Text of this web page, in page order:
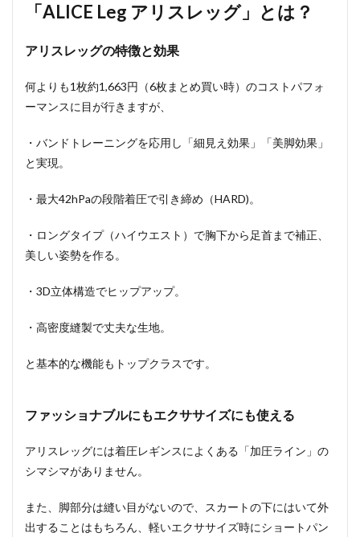
「ALICE Leg アリスレッグ」とは？
アリスレッグの特徴と効果
何よりも1枚約1,663円（6枚まとめ買い時）のコストパフォ
ーマンスに目が行きますが、
・バンドトレーニングを応用し「細見え効果」「美脚効果」
と実現。
・最大42hPaの段階着圧で引き締め（HARD)。
・ロングタイプ（ハイウエスト）で胸下から足首まで補正、
美しい姿勢を作る。
・3D立体構造でヒップアップ。
・高密度縫製で丈夫な生地。
と基本的な機能もトップクラスです。
ファッショナブルにもエクササイズにも使える
アリスレッグには着圧レギンスによくある「加圧ライン」の
シマシマがありません。
また、脚部分は縫い目がないので、スカートの下にはいて外
出することはもちろん、軽いエクササイズ時にショートパン